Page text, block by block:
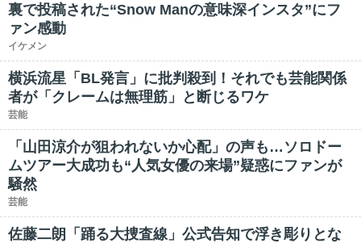
裏で投稿された“Snow Manの意味深インスタ”にフ
ァン感動
イケメン
横浜流星「BL発言」に批判殺到！それでも芸能関係
者が「クレームは無理筋」と断じるワケ
芸能
「山田涼介が狙われないか心配」の声も…ソロドー
ムツアー大成功も“人気女優の来場”疑惑にファンが
騒然
芸能
佐藤二朗「踊る大捜査線」公式告知で浮き彫りとな